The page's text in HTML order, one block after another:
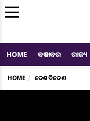
HOME ବଡ ଖବର ରାଜ୍ୟ
HOME ଦେଶ ବିଦେଶ